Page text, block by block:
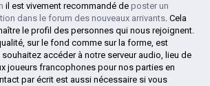
il est vivement recommandé de poster un
dans le forum des nouveaux arrivants. Cela
le profil des personnes qui nous rejoignent.
sur le fond comme sur la forme, est
accéder à notre serveur audio, lieu de
joueurs francophones pour nos parties en
par écrit est aussi nécessaire si vous